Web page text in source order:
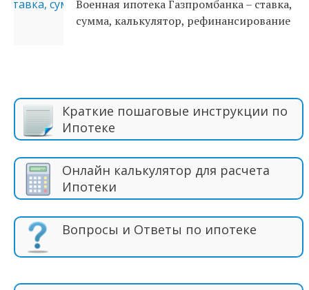
Военная ипотека Газпромбанка – ставка,
сумма, калькулятор, рефинансирование
Краткие пошаговые инструкции по
Ипотеке
Онлайн калькулятор для расчета
Ипотеки
Вопросы и Ответы по ипотеке